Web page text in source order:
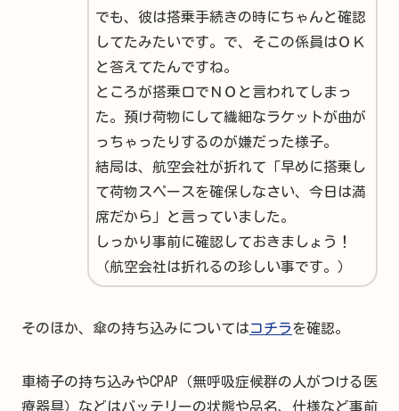
でも、彼は搭乗手続きの時にちゃんと確認
してたみたいです。で、そこの係員はＯＫ
と答えてたんですね。
ところが搭乗口でＮＯと言われてしまっ
た。預け荷物にして繊細なラケットが曲が
っちゃったりするのが嫌だった様子。
結局は、航空会社が折れて「早めに搭乗し
て荷物スペースを確保しなさい、今日は満
席だから」と言っていました。
しっかり事前に確認しておきましょう！
（航空会社は折れるの珍しい事です。）
そのほか、傘の持ち込みについてはコチラを確認。
車椅子の持ち込みやCPAP（無呼吸症候群の人がつける医
療器具）などはバッテリーの状態や品名、仕様など事前